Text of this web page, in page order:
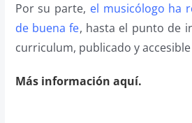
Por su parte, el musicólogo ha
de buena fe, hasta el punto de
curriculum, publicado y accesible
Más información aquí.